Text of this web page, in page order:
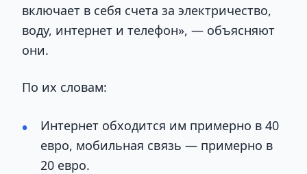
включает в себя счета за электричество,
воду, интернет и телефон», — объясняют
они.
По их словам:
Интернет обходится им примерно в 40
евро, мобильная связь — примерно в
20 евро.